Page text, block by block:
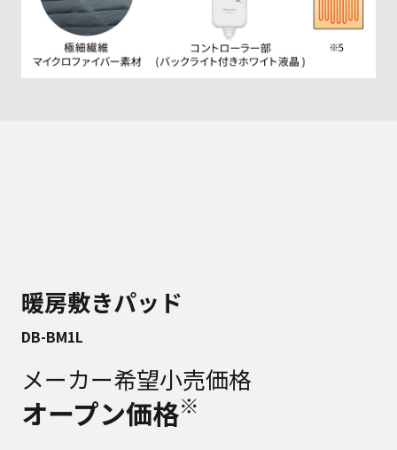
暖房敷きパッド
DB-BM1L
メーカー希望小売価格
オープン価格※